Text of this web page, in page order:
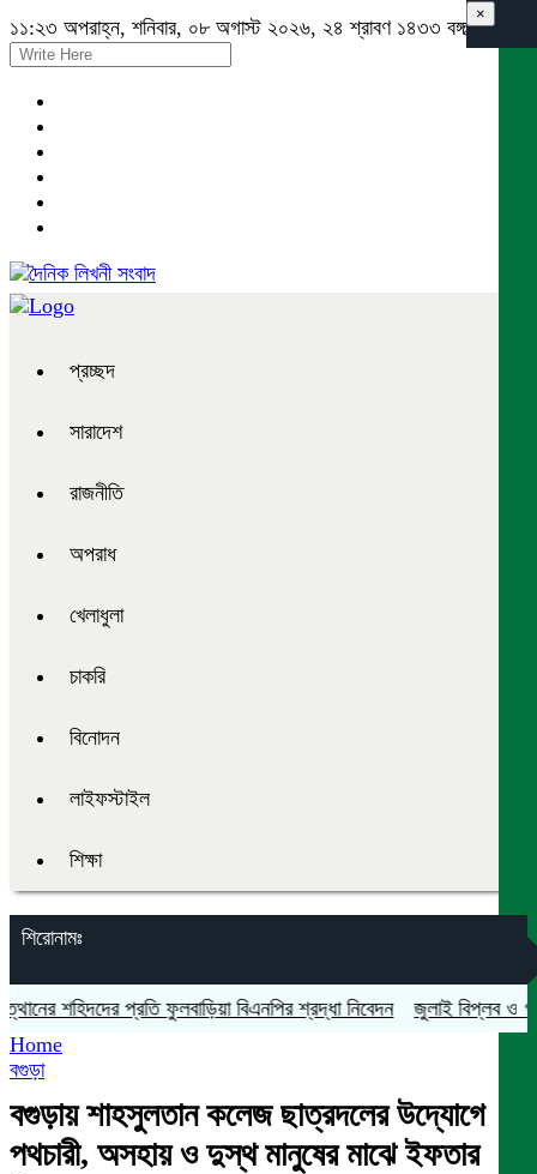
১১:২৩ অপরাহ্ন, শনিবার, ০৮ অগাস্ট ২০২৬, ২৪ শ্রাবণ ১৪৩৩ বঙ্গাব্দ
প্রচ্ছদ
সারাদেশ
রাজনীতি
অপরাধ
খেলাধুলা
চাকরি
বিনোদন
লাইফস্টাইল
শিক্ষা
শিরোনামঃ
শহিদদের প্রতি ফুলবাড়িয়া বিএনপির শ্রদ্ধা নিবেদন জুলাই বিপ্লব ও
×
Home
বগুড়া
বগুড়ায় শাহসুলতান কলেজ ছাত্রদলের উদ্যোগে
পথচারী, অসহায় ও দুস্থ মানুষের মাঝে ইফতার